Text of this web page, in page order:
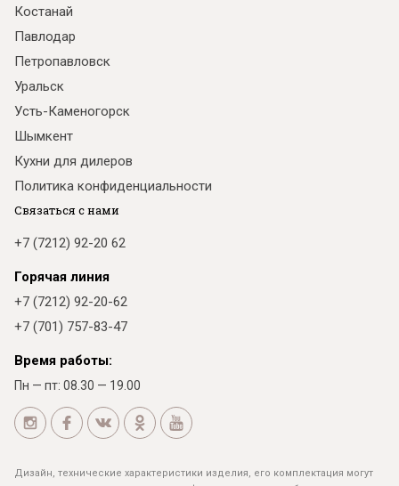
Костанай
Павлодар
Петропавловск
Уральск
Усть-Каменогорск
Шымкент
Кухни для дилеров
Политика конфиденциальности
Связаться с нами
+7 (7212) 92-20 62
Горячая линия
+7 (7212) 92-20-62
+7 (701) 757-83-47
Время работы:
Пн — пт: 08.30 — 19.00
Дизайн, технические характеристики изделия, его комплектация могут